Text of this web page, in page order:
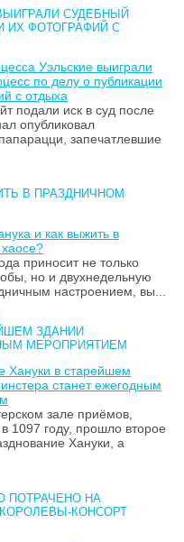
СУДЕБНЫЙ
ИХ ФОТОГРАФИЙ С
Уэльские выиграли
по делу о публикации
с отдыха
подали иск в суд после
опубликовал
запечатлевшие
В ПРАЗДНИЧНОМ
и как выжить в
приносит не только
но и двухнедельную
настроением, вы...
ЗДАНИИ
МЕРОПРИЯТИЕМ
Хануки в старейшем
станет ежегодным
зале приёмов,
1097 году, прошло второе
Хануки, а
ПОТРАЧЕНО НА
КОНСОРТ